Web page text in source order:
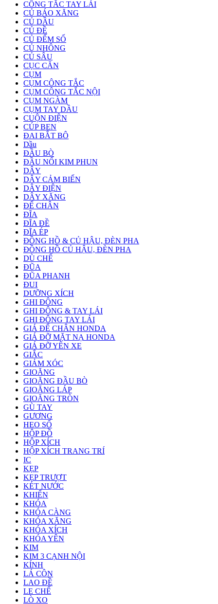
CÔNG TẮC TAY LÁI
CỦ BÁO XĂNG
CỦ DẦU
CỦ ĐỀ
CỦ ĐẾM SỐ
CỦ NHÔNG
CỦ SÂU
CỤC CĂN
CỤM
CỤM CÔNG TẮC
CỤM CÔNG TẮC NỘI
CỤM NGÀM
CỤM TAY DẦU
CUỘN ĐIỆN
CÚP BEN
ĐAI BẮT BÔ
Dầu
ĐẦU BÒ
ĐẦU NỐI KIM PHUN
DÂY
DÂY CẢM BIẾN
DÂY ĐIỆN
DÂY XĂNG
ĐỂ CHÂN
ĐĨA
ĐĨA ĐỀ
ĐĨA ÉP
ĐỒNG HỒ & CỦ HẬU, ĐÈN PHA
ĐỒNG HỒ CỦ HẬU, ĐÈN PHA
DÙ CHẾ
ĐŨA
ĐŨA PHANH
ĐUI
DƯỠNG XÍCH
GHI ĐÔNG
GHI ĐÔNG & TAY LÁI
GHI ĐÔNG TAY LÁI
GIÁ ĐỂ CHÂN HONDA
GIÁ ĐỠ MẶT NẠ HONDA
GIÁ ĐỠ YÊN XE
GIẮC
GIẢM XÓC
GIOĂNG
GIOĂNG ĐẦU BÒ
GIOĂNG LÁP
GIOĂNG TRÒN
GÙ TAY
GƯƠNG
HEO SỐ
HỘP ĐỒ
HỘP XÍCH
HỘP XÍCH TRANG TRÍ
IC
KẸP
KẸP TRƯỢT
KÉT NƯỚC
KHIỂN
KHÓA
KHÓA CÀNG
KHÓA XĂNG
KHÓA XÍCH
KHÓA YÊN
KIM
KIM 3 CẠNH NỘI
KÍNH
LÁ CÔN
LAO ĐỀ
LE CHẾ
LÒ XO